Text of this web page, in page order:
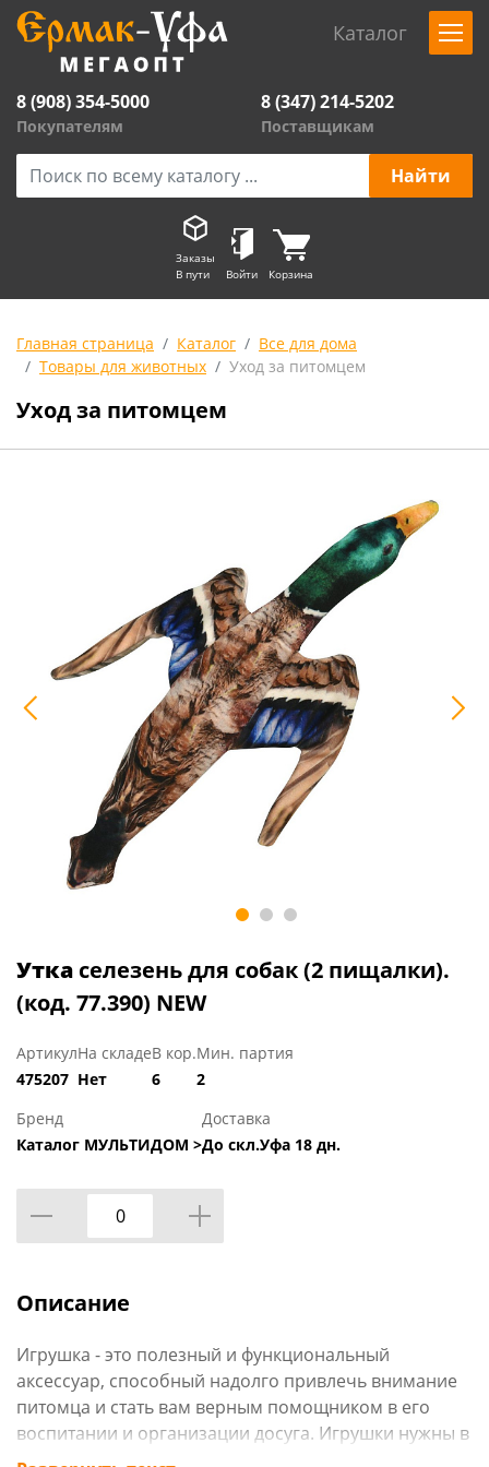
Каталог
8 (908) 354-5000
Покупателям
8 (347) 214-5202
Поставщикам
Заказы
В пути
Войти Корзина
Главная страница Каталог
Все для дома
Товары для животных
Уход за питомцем
Уход за питомцем
Утка селезень для собак (2 пищалки).
(код. 77.390) NEW
Артикул
475207
На складе
Нет
В кор.
6
Мин. партия
2
Бренд
Каталог МУЛЬТИДОМ >
Доставка
До скл.Уфа 18 дн.
Описание
Игрушка - это полезный и функциональный
аксессуар, способный надолго привлечь внимание
питомца и стать вам верным помощником в его
воспитании и организации досуга. Игрушки нужны в
любом возрасте: во время игры получают важные